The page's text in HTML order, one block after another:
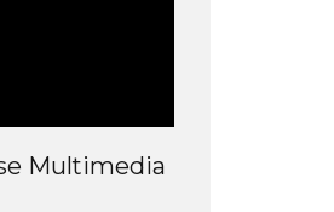
Multimedia